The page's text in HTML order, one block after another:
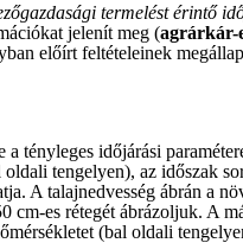
termelést érintő
jelenít meg (agrárkár-
előírt feltételeinek
tényleges időjárási
tengelyen), az időszak
A talajnedvesség ábrán a
cm-es rétegét ábrázoljuk.
(bal oldali